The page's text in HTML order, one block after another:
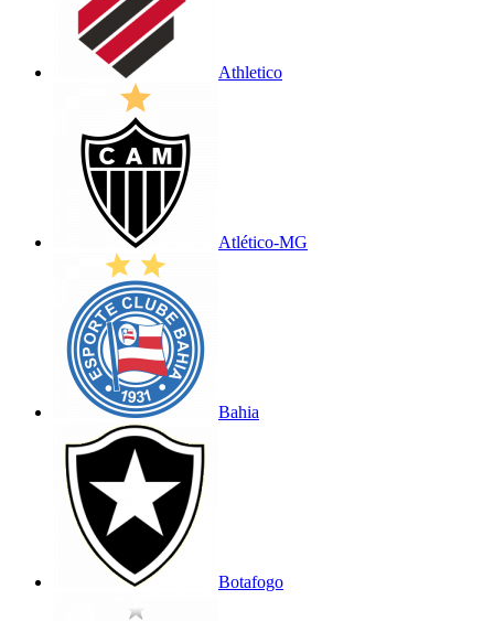
Athletico
Atlético-MG
Bahia
Botafogo